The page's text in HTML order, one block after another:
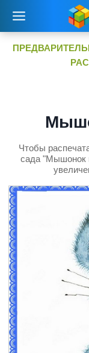
содержимому
Чтобы
сада "Мышонок